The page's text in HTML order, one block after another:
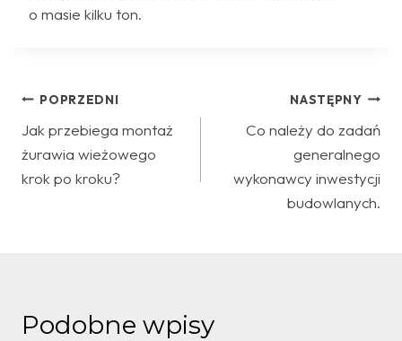
o masie kilku ton.
Nawigacja
wpisu
POPRZEDNI
Jak przebiega montaż
żurawia wieżowego
krok po kroku?
NASTĘPNY
Co należy do zadań
generalnego
wykonawcy inwestycji
budowlanych.
Podobne wpisy